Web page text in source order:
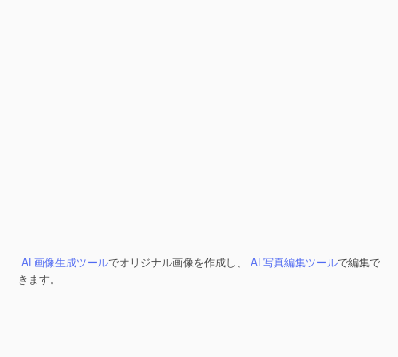
AI 画像生成ツールでオリジナル画像を作成し、 AI 写真編集ツールで編集で
きます。